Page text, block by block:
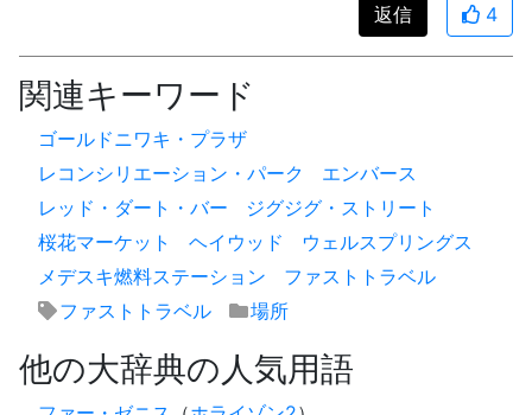
返信 4
関連キーワード
ゴールドニワキ・プラザ
レコンシリエーション・パーク
エンバース
レッド・ダート・バー
ジグジグ・ストリート
桜花マーケット
ヘイウッド
ウェルスプリングス
メデスキ燃料ステーション
ファストトラベル
ファストトラベル
場所
他の大辞典の人気用語